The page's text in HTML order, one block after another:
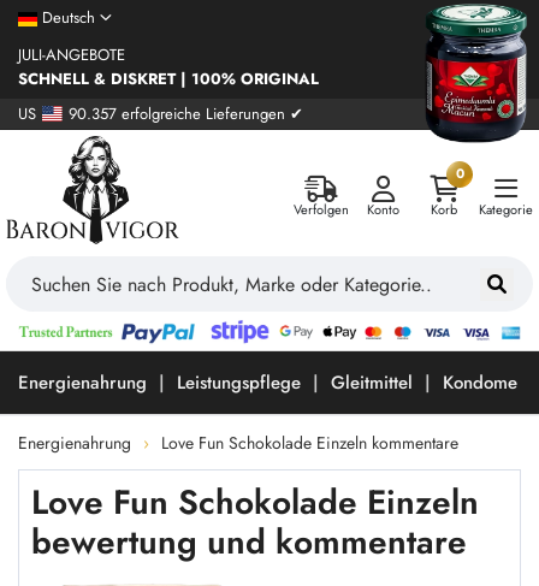
Deutsch
JULI-ANGEBOTE
SCHNELL & DISKRET | 100% ORIGINAL
US
90.357 erfolgreiche Lieferungen ✔
Verfolgen Konto
0
Korb
Kategorie
Energienahrung Leistungspflege Gleitmittel Kondome
Energienahrung Love Fun Schokolade Einzeln kommentare
Love Fun Schokolade Einzeln
bewertung und kommentare